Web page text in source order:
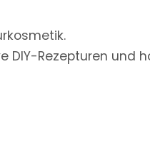
DIY-Rezepturen und